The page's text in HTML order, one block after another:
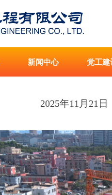
新闻中心 党工建
2025年11月21